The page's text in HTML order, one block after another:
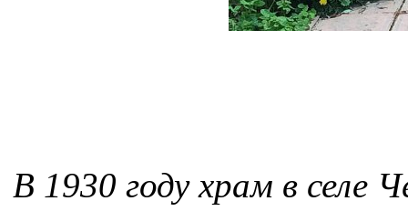
В 1930 году храм в селе